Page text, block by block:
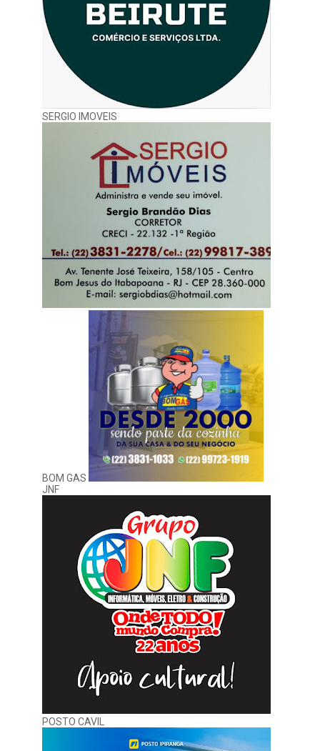
SERGIO IMOVEIS
BOM GAS
JNF
POSTO CAVIL